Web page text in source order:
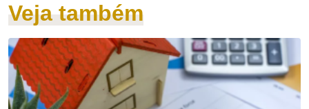
Veja também